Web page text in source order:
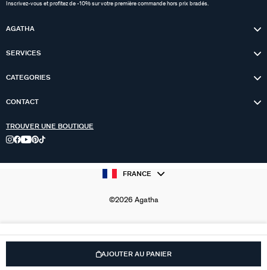
AJOUTER AU PANIER
Inscrivez-vous et profitez de -10% sur votre première commande hors prix bradés.
AGATHA
SERVICES
CATEGORIES
CONTACT
TROUVER UNE BOUTIQUE
FRANCE
©2026 Agatha